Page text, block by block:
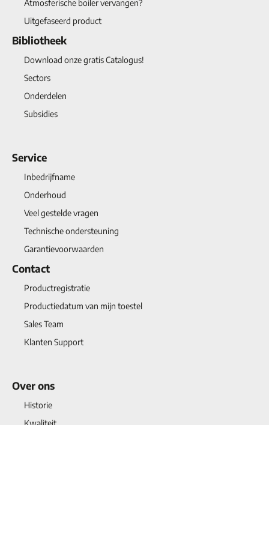
Atmosferische boiler vervangen?
Uitgefaseerd product
Bibliotheek
Download onze gratis Catalogus!
Sectors
Onderdelen
Subsidies
Service
Inbedrijfname
Onderhoud
Veel gestelde vragen
Technische ondersteuning
Garantievoorwaarden
Contact
Productregistratie
Productiedatum van mijn toestel
Sales Team
Klanten Support
Over ons
Historie
Kwaliteit